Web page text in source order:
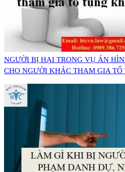
NGƯỜI BỊ HẠI TRONG VỤ ÁN
CHO NGƯỜI KHÁC THAM GIA TỐ